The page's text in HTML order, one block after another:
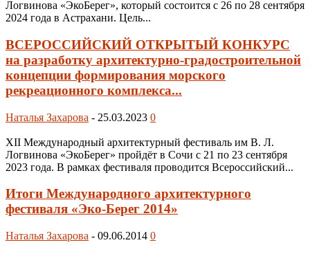
Логвинова «ЭкоБерег», который состоится с 26 по 28 сентября
2024 года в Астрахани. Цель...
ВСЕРОССИЙСКИЙ ОТКРЫТЫЙ КОНКУРС
на разработку архитектурно-градостроительной
концепции формирования морского
рекреационного комплекса...
Наталья Захарова - 25.03.2023 0
XII Международный архитектурный фестиваль им В. Л.
Логвинова «ЭкоБерег» пройдёт в Сочи с 21 по 23 сентября
2023 года. В рамках фестиваля проводится Всероссийский...
Итоги Международного архитектурного
фестиваля «Эко-Берег 2014»
Наталья Захарова - 09.06.2014 0